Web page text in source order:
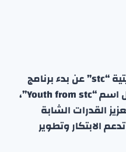
أعلنت شركة الاتصالات الكويتية “stc” عن بدء برنامج
صيفي مخصص للشباب، يحمل اسم “Youth from stc”،
القدرات الشابة
الابتكار وتطوير